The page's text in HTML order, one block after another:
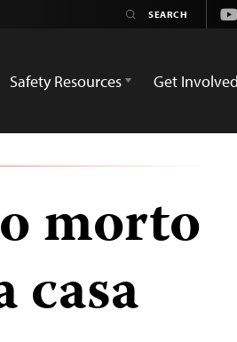
Safety Resources Get Involved
morto
casa